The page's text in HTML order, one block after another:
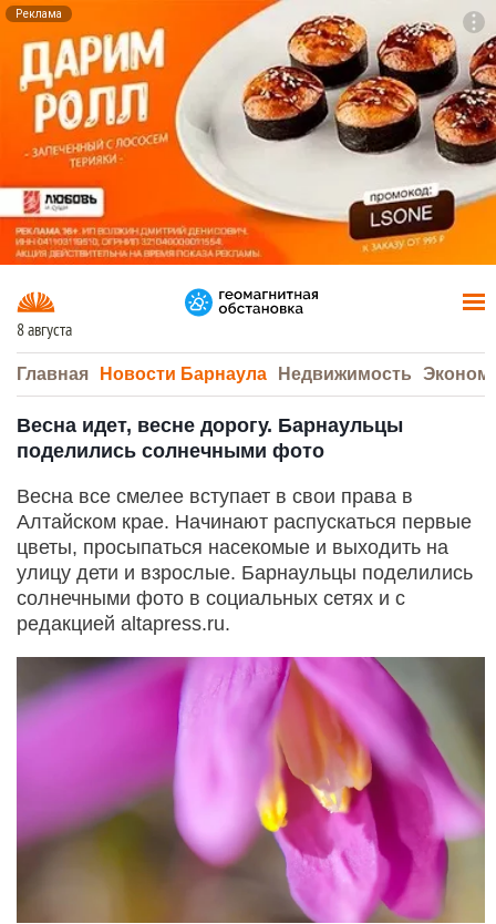
Реклама
8 августа
Главная Новости Барнаула Недвижимость
Весна идет, весне дорогу. Барнаульцы
поделились солнечными фото
Весна все смелее вступает в свои права в
Алтайском крае. Начинают распускаться первые
цветы, просыпаться насекомые и выходить на
улицу дети и взрослые. Барнаульцы поделились
солнечными фото в социальных сетях и с
редакцией altapress.ru.